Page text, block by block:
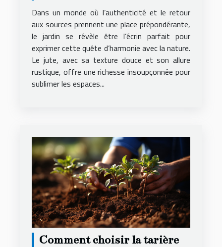
jardin pour un look naturel
Dans un monde où l’authenticité et le retour
aux sources prennent une place prépondérante,
le jardin se révèle être l’écrin parfait pour
exprimer cette quête d’harmonie avec la nature.
Le jute, avec sa texture douce et son allure
rustique, offre une richesse insoupçonnée pour
sublimer les espaces...
Comment choisir la tarière